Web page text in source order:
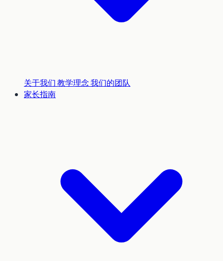
关于我们教学理念我们的团队
家长指南